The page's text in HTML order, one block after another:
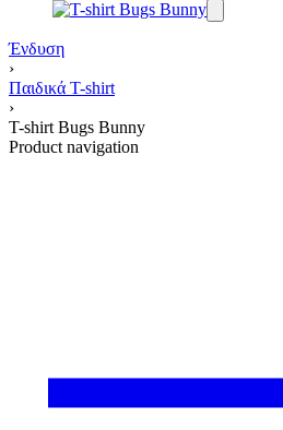
Ένδυση
›
Παιδικά T-shirt
›
T-shirt Bugs Bunny
Product navigation